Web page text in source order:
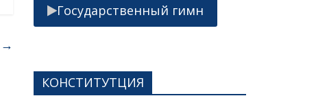
→
Государственный гимн
КОНСТИТУТЦИЯ